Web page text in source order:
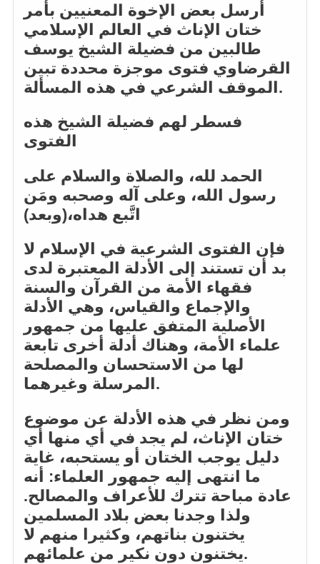
أرسل بعض الإخوة المعنيين بأمر
ختان الإناث في العالم الإسلامي
طالبين من فضيلة الشيخ يوسف
القرضاوي فتوى موجزة محددة تبين
الموقف الشرعي في هذه المسألة.
فسطر لهم فضيلة الشيخ هذه
الفتوى
الحمد لله، والصلاة والسلام على
رسول الله، وعلى آله وصحبه ومَن
اتَّبع هداه،(وبعد)
فإن الفتوى الشرعية في الإسلام لا
بد أن تستند إلى الأدلة المعتبرة لدى
فقهاء الأمة من القرآن والسنة
والإجماع والقياس، وهي الأدلة
الأصلية المتفق عليها من جمهور
علماء الأمة، وهناك أدلة أخرى تابعة
لها من الاستحسان والمصلحة
المرسلة وغيرهما.
ومن نظر في هذه الأدلة عن موضوع
ختان الإناث، لم يجد في أي منها أي
دليل يوجب الختان أو يستحبه، غاية
ما انتهى إليه جمهور العلماء: أنه
عادة مباحة تترك للأعراف والمصالح.
ولذا وجدنا بعض بلاد المسلمين
يختنون بناتهم، وكثيرا منهم لا
يختنون دون نكير من علمائهم.